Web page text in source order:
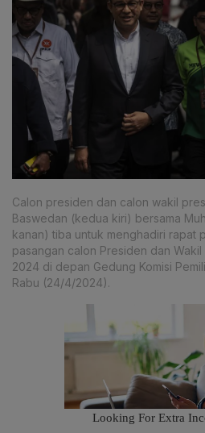
Calon presiden dan calon wakil
Baswedan (kedua kiri) bersama
kanan) tiba untuk menghadiri rapat
pasangan calon Presiden dan
2024 di depan Gedung Komisi
Rabu (24/4/2024).